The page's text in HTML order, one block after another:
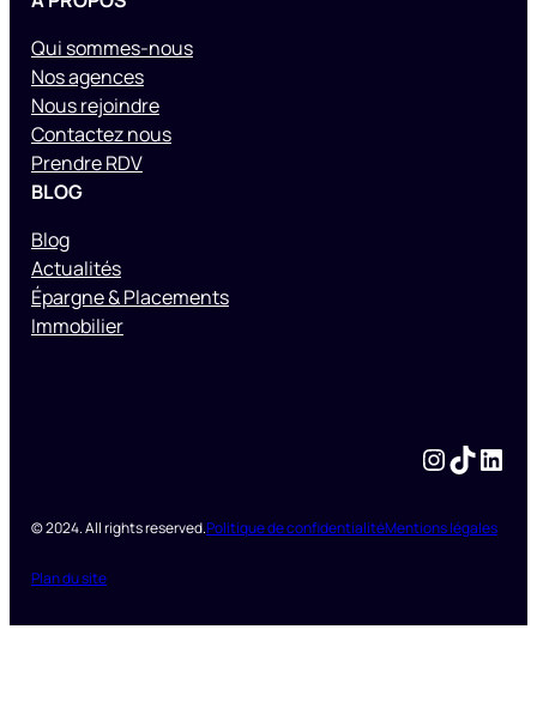
Qui sommes-nous
Nos agences
Nous rejoindre
Contactez nous
Prendre RDV
BLOG
Blog
Actualités
Épargne & Placements
Immobilier
© 2024. All rights reserved.Politique de confidentialitéMentions légales
Plan du site
InstagramTikTok LinkedIn